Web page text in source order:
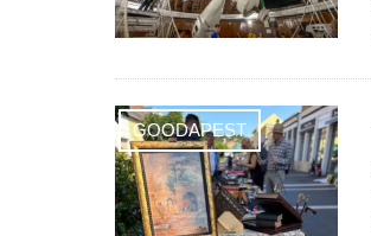
GOODAPEST